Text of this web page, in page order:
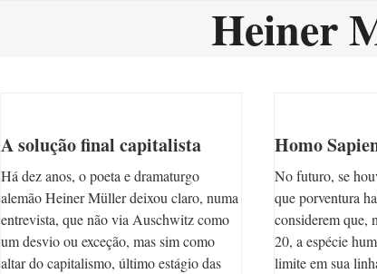
Heiner
A solução final capitalista
Há dez anos, o poeta e dramaturgo
alemão Heiner Müller deixou claro, numa
entrevista, que não via Auschwitz como
um desvio ou exceção, mas sim como
altar do capitalismo, último estágio das
Homo
No futuro, se
que porventura
considerem que,
20, a espécie
limite em sua